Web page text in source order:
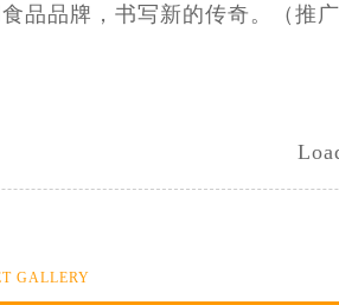
品品牌，书写新的传奇。（推广
GALLERY